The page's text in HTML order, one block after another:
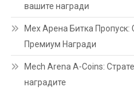
вашите награди
Мех Арена Битка Пропуск:
Премиум Награди
Mech Arena A-Coins:
наградите